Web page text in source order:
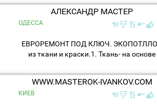
АЛЕКСАНДР МАСТЕР
ОДЕССА
ЕВРОРЕМОНТ ПОД КЛЮЧ.
из ткани и краски.1. Ткань- на основе
парашютной..абсолютно безопасный
прочный материал..2. Краска
водоэмульсионная...
WWW.MASTEROK-IVANKOV.COM
КИЕВ